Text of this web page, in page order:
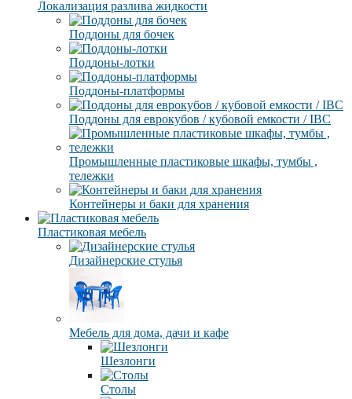
Локализация разлива жидкости
Поддоны для бочек
Поддоны-лотки
Поддоны-платформы
Поддоны для еврокубов / кубовой емкости / IBC
Промышленные пластиковые шкафы, тумбы ,
тележки
Контейнеры и баки для хранения
Пластиковая мебель
Дизайнерские стулья
Мебель для дома, дачи и кафе
Шезлонги
Столы